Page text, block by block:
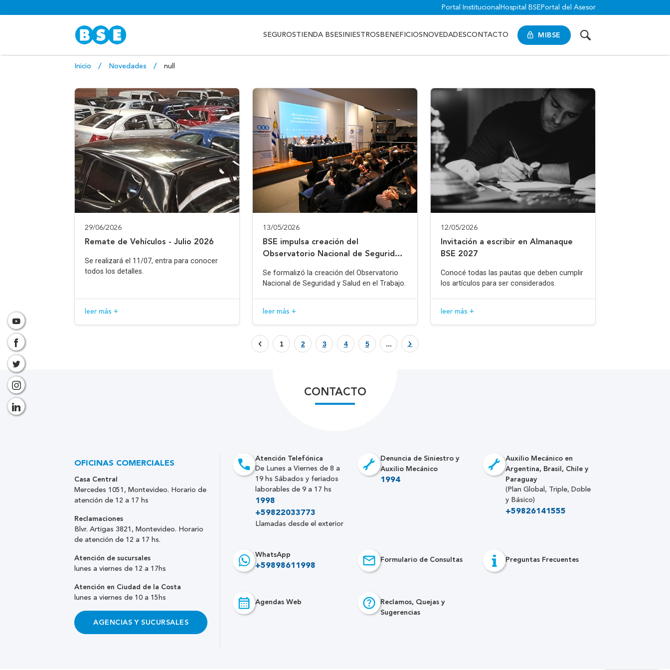
Portal Institucional Hospital BSE Portal del Asesor
MIBSE
SEGUROSTIENDA BSESINIESTROS BENEFICIOS NOVEDADESCONTACTO
Inicio Novedades null
29/06/2026
Remate de Vehículos - Julio 2026
Se realizará el 11/07, entra para conocer
todos los detalles.
leer más +
13/05/2026
BSE impulsa creación del
Observatorio Nacional de Seguridad
Se formalizó la creación del Observatorio
Nacional de Seguridad y Salud en el Trabajo.
leer más +
12/05/2026
Invitación a escribir en Almanaque
BSE 2027
Conocé todas las pautas que deben cumplir
los artículos para ser considerados.
leer más +
1 2 3 4 5 ...
CONTACTO
Atención Telefónica
De Lunes a Viernes de 8 a
19 hs Sábados y feriados
laborables de 9 a 17 hs
1998
+59822033773
Llamadas desde el exterior
Denuncia de Siniestro y
Auxilio Mecánico
1994
Auxilio Mecánico en
Argentina, Brasil, Chile y
Paraguay
(Plan Global, Triple, Doble
y Básico)
+59826141555
WhatsApp
+59898611998
Formulario de Consultas Preguntas Frecuentes
Agendas Web
Reclamos, Quejas y
Sugerencias
OFICINAS COMERCIALES
Casa Central
Mercedes 1051, Montevideo. Horario de
atención de 12 a 17 hs
Reclamaciones
Blvr. Artigas 3821, Montevideo. Horario
de atención de 12 a 17 hs.
Atención de sucursales
lunes a viernes de 12 a 17hs
Atención en Ciudad de la Costa
lunes a viernes de 10 a 15hs
AGENCIAS Y SUCURSALES